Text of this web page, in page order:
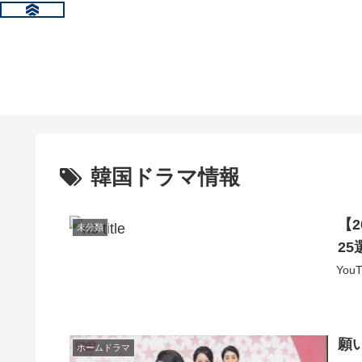
韓国ドラマ情報
未分類
25
ホームドラマ 願